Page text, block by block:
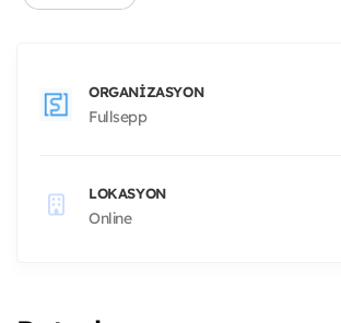
ORGANIZASYON
Fullsepp
LOKASYON
Online